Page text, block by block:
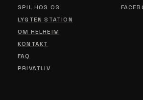
SPIL HOS OS
LYGTEN STATION
OM HELHEIM
KONTAKT
FAQ
PRIVATLIVPRIVACY POLICY